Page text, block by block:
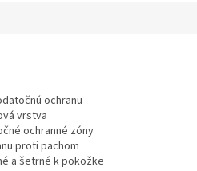
ochranu
vrstva
ochranné zóny
proti pachom
a šetrné k pokožke